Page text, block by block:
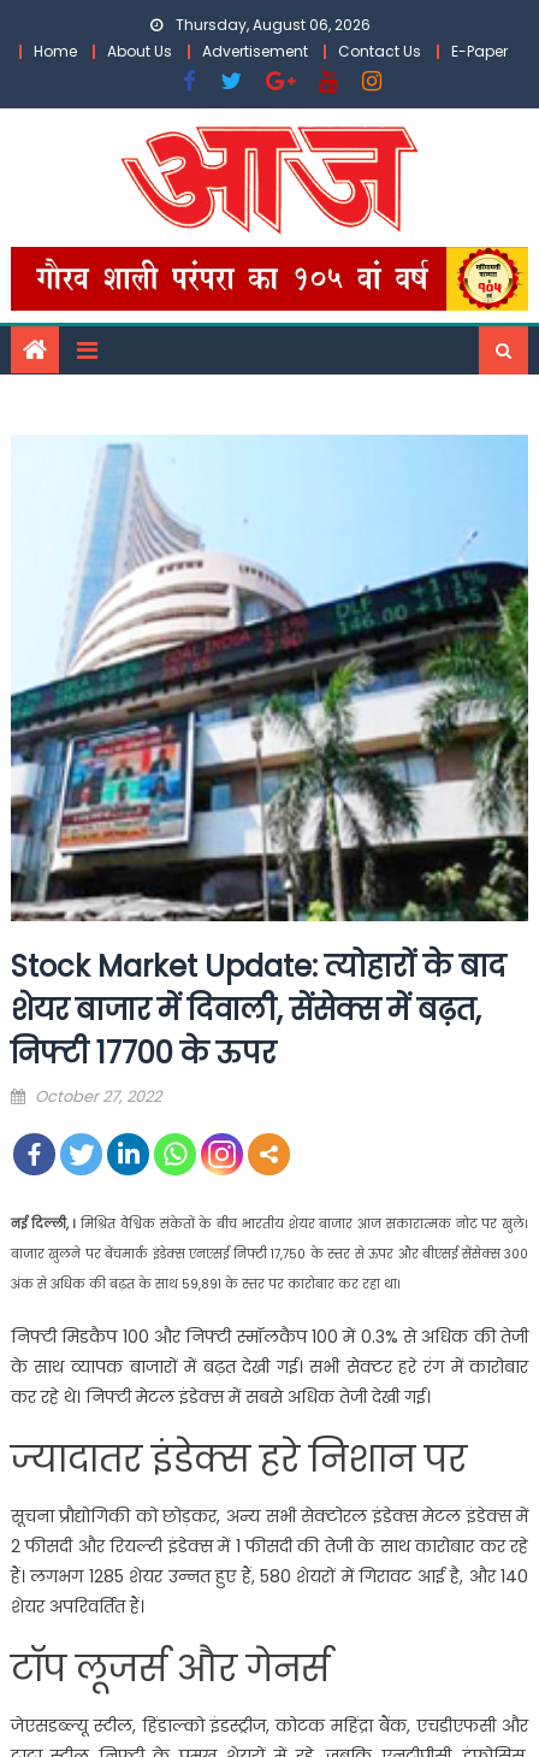
Thursday, August 06, 2026
Home
About Us Advertisement Contact Us E-Paper
Stock Market Update: त्योहारों के बाद
शेयर बाजार में दिवाली, सेंसेक्स में बढ़त,
निफ्टी 17700 के ऊपर
Posted
October 27, 2022
नई दिल्ली, । मिश्रित वैश्विक संकेतों के बीच भारतीय शेयर बाजार आज सकारात्मक नोट पर खुले।
बाजार खुलने पर बेंचमार्क इंडेक्स एनएसई निफ्टी 17,750 के स्तर से ऊपर और बीएसई सेंसेक्स 300
अंक से अधिक की बढ़त के साथ 59,891 के स्तर पर कारोबार कर रहा था।
निफ्टी मिडकैप 100 और निफ्टी स्मॉलकैप 100 में 0.3% से अधिक की तेजी
के साथ व्यापक बाजारों में बढ़त देखी गई। सभी सेक्टर हरे रंग में कारोबार
कर रहे थे। निफ्टी मेटल इंडेक्स में सबसे अधिक तेजी देखी गई।
ज्यादातर इंडेक्स हरे निशान पर
सूचना प्रौद्योगिकी को छोड़कर, अन्य सभी सेक्टोरल इंडेक्स मेटल इंडेक्स में
2 फीसदी और रियल्टी इंडेक्स में 1 फीसदी की तेजी के साथ कारोबार कर रहे
हैं। लगभग 1285 शेयर उन्नत हुए हैं, 580 शेयरों में गिरावट आई है, और 140
शेयर अपरिवर्तित हैं।
टॉप लूजर्स और गेनर्स
जेएसडब्ल्यू स्टील, हिंडाल्को इंडस्ट्रीज, कोटक महिंद्रा बैंक, एचडीएफसी और